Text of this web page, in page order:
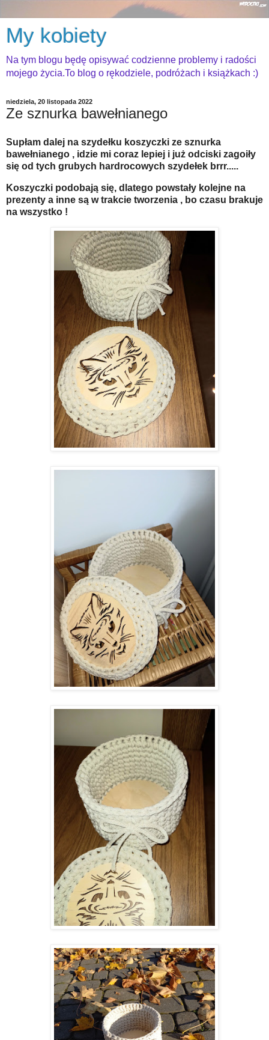
My kobiety
Na tym blogu będę opisywać codzienne problemy i radości
mojego życia.To blog o rękodziele, podróżach i książkach :)
niedziela, 20 listopada 2022
Ze sznurka bawełnianego
Supłam dalej na szydełku koszyczki ze sznurka
bawełnianego , idzie mi coraz lepiej i już odciski zagoiły
się od tych grubych hardrocowych szydełek brrr.....
Koszyczki podobają się, dlatego powstały kolejne na
prezenty a inne są w trakcie tworzenia , bo czasu brakuje
na wszystko !